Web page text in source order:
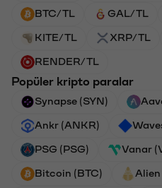
BTC/TL GAL/TL
KITE/TL XRP/TL
RENDER/TL
Popüler kripto paralar
Synapse (SYN)
Ankr (ANKR)
PSG (PSG) Vanar
Bitcoin (BTC) Alien